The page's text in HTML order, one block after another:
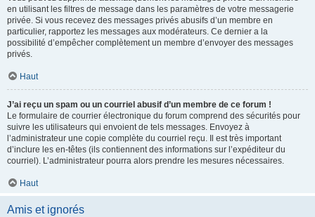
en utilisant les filtres de message dans les paramètres de votre messagerie
privée. Si vous recevez des messages privés abusifs d’un membre en
particulier, rapportez les messages aux modérateurs. Ce dernier a la
possibilité d’empêcher complètement un membre d’envoyer des messages
privés.
Haut
J’ai reçu un spam ou un courriel abusif d’un membre de ce forum !
Le formulaire de courrier électronique du forum comprend des sécurités pour
suivre les utilisateurs qui envoient de tels messages. Envoyez à
l’administrateur une copie complète du courriel reçu. Il est très important
d’inclure les en-têtes (ils contiennent des informations sur l’expéditeur du
courriel). L’administrateur pourra alors prendre les mesures nécessaires.
Haut
Amis et ignorés